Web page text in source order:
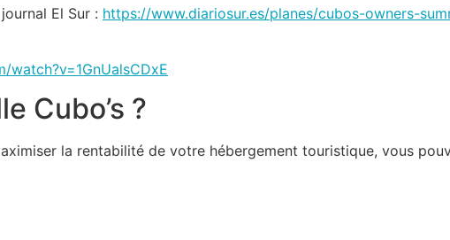
El Sur : https://www.diariosur.es/planes/cubos-owners-
Cubo’s ?
la rentabilité de votre hébergement touristique, vous